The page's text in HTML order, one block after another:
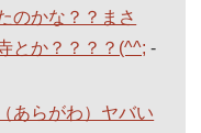
のかな？？まさ
とか？？？？(^^; -
あらがわ）ヤバい